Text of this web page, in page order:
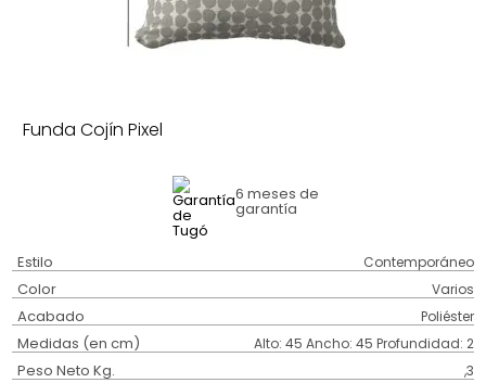
Funda Cojín Pixel
6 meses de
garantía
Estilo Contemporáneo
Color Varios
Acabado Poliéster
Medidas (en cm) Alto: 45 Ancho: 45 Profundidad: 2
Peso Neto Kg. ,3